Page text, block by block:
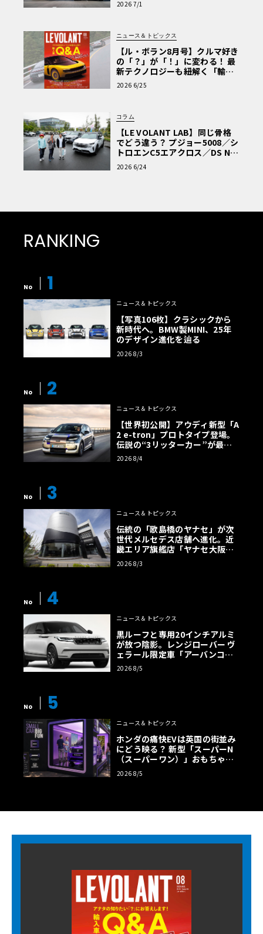
2026 7/1
ニュース＆トピックス
【ル・ボラン8月号】クルマ好き
の「？」が「！」に変わる！ 最
新テクノロジーも紐解く「輸入
車Q&A」
2026 6/25
コラム
【LE VOLANT LAB】同じ骨格
でどう違う？ プジョー5008／シ
トロエンC5エアクロス／DS Nº4
読者一気乗りレポート
2026 6/24
RANKING
No 1
ニュース＆トピックス
【写真106枚】クラシックから
新時代へ。BMW製MINI、25年
のデザイン進化を辿る
2026 8/3
No 2
ニュース＆トピックス
【世界初公開】アウディ新型「A
2 e-tron」プロトタイプ登場。
伝説の“3リッターカー”が最高
効率エントリーBEVとして復活
【画像38枚】
2026 8/4
No 3
ニュース＆トピックス
伝統の「歌島橋のヤナセ」が次
世代メルセデス店舗へ進化。近
畿エリア旗艦店「ヤナセ大阪支
店」がリニューアル
2026 8/3
No 4
ニュース＆トピックス
黒ルーフと専用20インチアルミ
が放つ陰影。レンジローバー ヴ
ェラール限定車「アーバンコン
トラスト・エディション」登場
2026 8/5
No 5
ニュース＆トピックス
ホンダの痛快EVは英国の街並み
にどう映る？ 新型「スーパーN
（スーパーワン）」おもちゃ箱
ツアーの全貌
2026 8/5